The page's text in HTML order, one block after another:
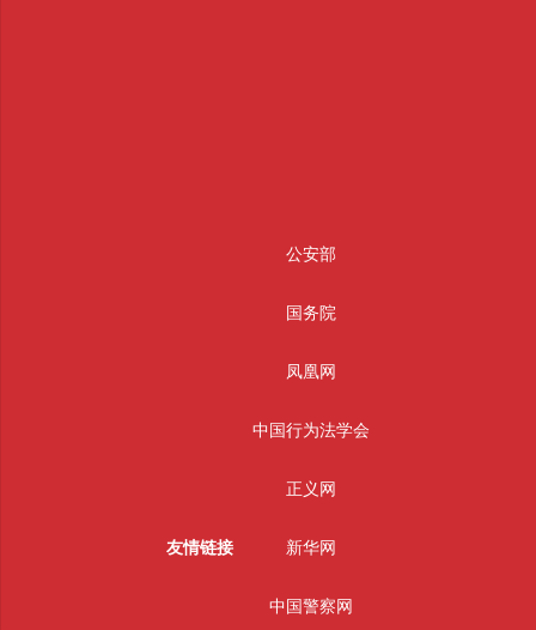
友情链接
公安部
国务院
凤凰网
中国行为法学会
正义网
新华网
中国警察网